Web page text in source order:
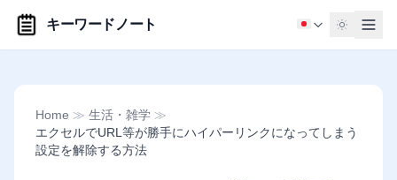
キーワードノート
Home ≫ 生活・雑学 ≫
エクセルでURL等が勝手にハイパーリンクになってしまう
設定を解除する方法